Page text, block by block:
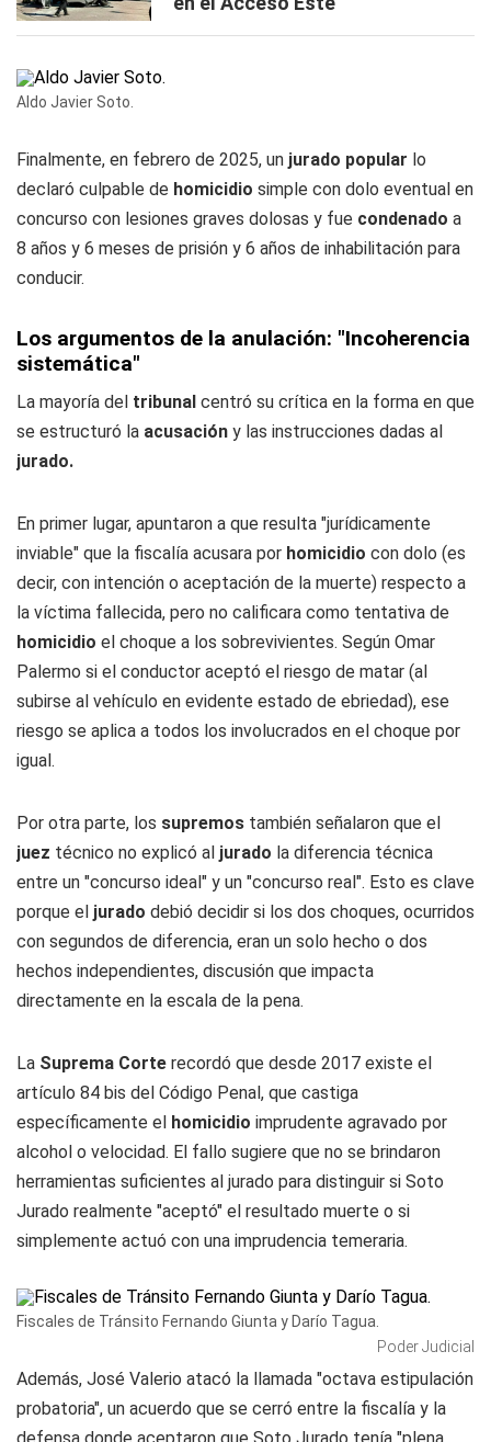
Aldo Javier Soto.
Finalmente, en febrero de 2025, un jurado popular lo
declaró culpable de homicidio simple con dolo eventual en
concurso con lesiones graves dolosas y fue condenado a
8 años y 6 meses de prisión y 6 años de inhabilitación para
conducir.
Los argumentos de la anulación: "Incoherencia
sistemática"
La mayoría del tribunal centró su crítica en la forma en que
se estructuró la acusación y las instrucciones dadas al
jurado.
En primer lugar, apuntaron a que resulta "jurídicamente
inviable" que la fiscalía acusara por homicidio con dolo (es
decir, con intención o aceptación de la muerte) respecto a
la víctima fallecida, pero no calificara como tentativa de
homicidio el choque a los sobrevivientes. Según Omar
Palermo si el conductor aceptó el riesgo de matar (al
subirse al vehículo en evidente estado de ebriedad), ese
riesgo se aplica a todos los involucrados en el choque por
igual.
Por otra parte, los supremos también señalaron que el
juez técnico no explicó al jurado la diferencia técnica
entre un "concurso ideal" y un "concurso real". Esto es clave
porque el jurado debió decidir si los dos choques, ocurridos
con segundos de diferencia, eran un solo hecho o dos
hechos independientes, discusión que impacta
directamente en la escala de la pena.
La Suprema Corte recordó que desde 2017 existe el
artículo 84 bis del Código Penal, que castiga
específicamente el homicidio imprudente agravado por
alcohol o velocidad. El fallo sugiere que no se brindaron
herramientas suficientes al jurado para distinguir si Soto
Jurado realmente "aceptó" el resultado muerte o si
simplemente actuó con una imprudencia temeraria.
Fiscales de Tránsito Fernando Giunta y Darío Tagua.
Poder Judicial
Además, José Valerio atacó la llamada "octava estipulación
probatoria", un acuerdo que se cerró entre la fiscalía y la